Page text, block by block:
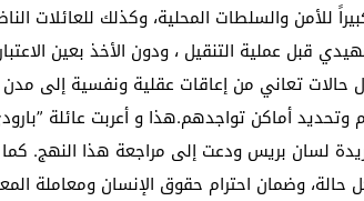
للأمن والسلطات المحلية، وكذلك للعائلات
قبل عملية التنقيل ، ودون الأخذ بعين
حالات تعاني من إعاقات عقلية ونفسية إلى مدن
أماكن تواجدهم.هذا و أعربت عائلة
لـجريدة لسان بريس ودعت إلى مراجعة هذا النهج.
حالة، وضمان احترام حقوق الإنسان ومعاملة